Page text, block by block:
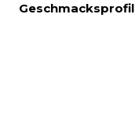
Geschmacksprofil